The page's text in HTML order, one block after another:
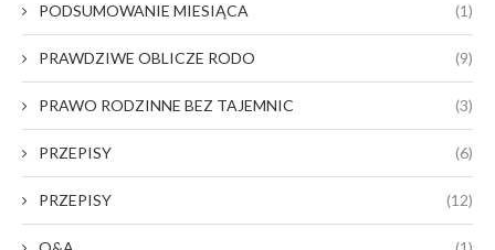
PODSUMOWANIE MIESIĄCA (1)
PRAWDZIWE OBLICZE RODO (9)
PRAWO RODZINNE BEZ TAJEMNIC (3)
PRZEPISY (6)
PRZEPISY (12)